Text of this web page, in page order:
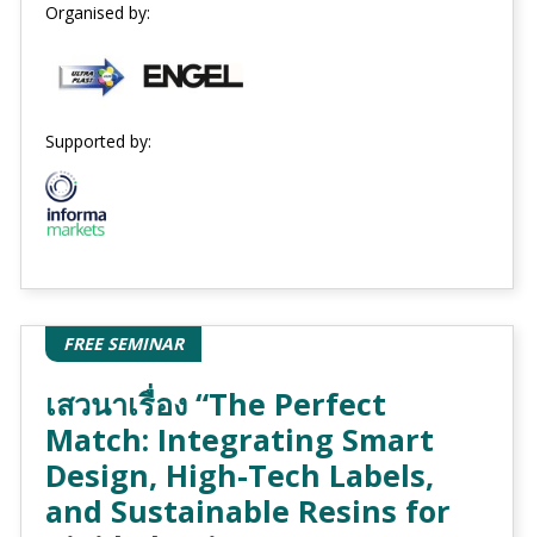
Organised by:
Supported by:
FREE SEMINAR
เสวนาเรื่อง “The Perfect
Match: Integrating Smart
Design, High-Tech Labels,
and Sustainable Resins for